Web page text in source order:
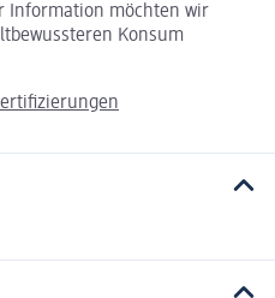
Information möchten wir
Konsum